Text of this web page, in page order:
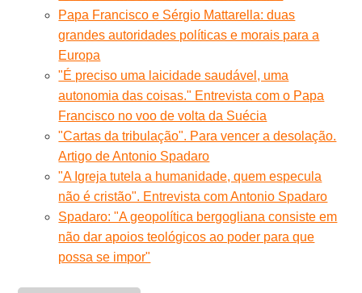
Papa Francisco e Sérgio Mattarella: duas
grandes autoridades políticas e morais para a
Europa
"É preciso uma laicidade saudável, uma
autonomia das coisas." Entrevista com o Papa
Francisco no voo de volta da Suécia
"Cartas da tribulação". Para vencer a desolação.
Artigo de Antonio Spadaro
"A Igreja tutela a humanidade, quem especula
não é cristão". Entrevista com Antonio Spadaro
Spadaro: "A geopolítica bergogliana consiste em
não dar apoios teológicos ao poder para que
possa se impor"